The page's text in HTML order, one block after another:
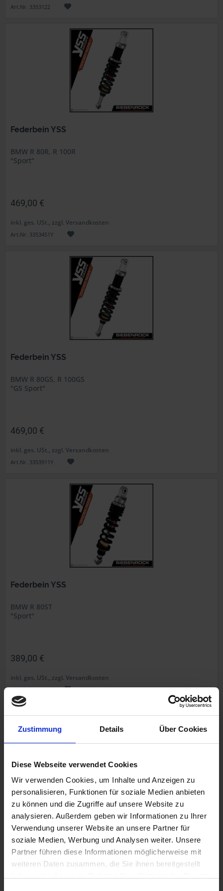
Zustimmung Details Über Cookies
Diese Webseite verwendet Cookies
Wir verwenden Cookies, um Inhalte und Anzeigen zu
personalisieren, Funktionen für soziale Medien anbieten
zu können und die Zugriffe auf unsere Website zu
analysieren. Außerdem geben wir Informationen zu Ihrer
Verwendung unserer Website an unsere Partner für
soziale Medien, Werbung und Analysen weiter. Unsere
Partner führen diese Informationen möglicherweise mit
weiteren Daten zusammen, die Sie ihnen bereitgestellt
Art.Nr. 3353122
Federbein YSS
BMW R 80R, R 100R
"Sport"
469,00 €
inkl. ges. USt., zzgl. Versandkosten
Art.Nr. 3353451Y
Federbein YSS
BMW R 80GS, R 100GS
"GS Sport"
469,00 €
inkl. ges. USt., zzgl. Versandkosten
Art.Nr. 3353911Y
Federbein YSS
BMW R 80ST
"Sport"
389,00 €
inkl. ges. USt., zzgl. Versandkosten
Art.Nr. 3353353
Federbein Satz
BMW R 45, R 65
YSS